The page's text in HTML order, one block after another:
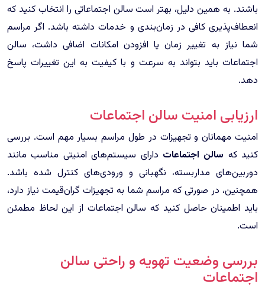
باشند. به همین دلیل، بهتر است سالن اجتماعاتی را انتخاب کنید که
انعطاف‌پذیری کافی در زمان‌بندی و خدمات داشته باشد. اگر مراسم
شما نیاز به تغییر زمان یا افزودن امکانات اضافی داشت، سالن
اجتماعات باید بتواند به سرعت و با کیفیت به این تغییرات پاسخ
دهد.
ارزیابی امنیت سالن اجتماعات
امنیت مهمانان و تجهیزات در طول مراسم بسیار مهم است. بررسی
کنید که سالن اجتماعات دارای سیستم‌های امنیتی مناسب مانند
دوربین‌های مداربسته، نگهبانی و ورودی‌های کنترل شده باشد.
همچنین، در صورتی که مراسم شما به تجهیزات گران‌قیمت نیاز دارد،
باید اطمینان حاصل کنید که سالن اجتماعات از این لحاظ مطمئن
است.
بررسی وضعیت تهویه و راحتی سالن
اجتماعات